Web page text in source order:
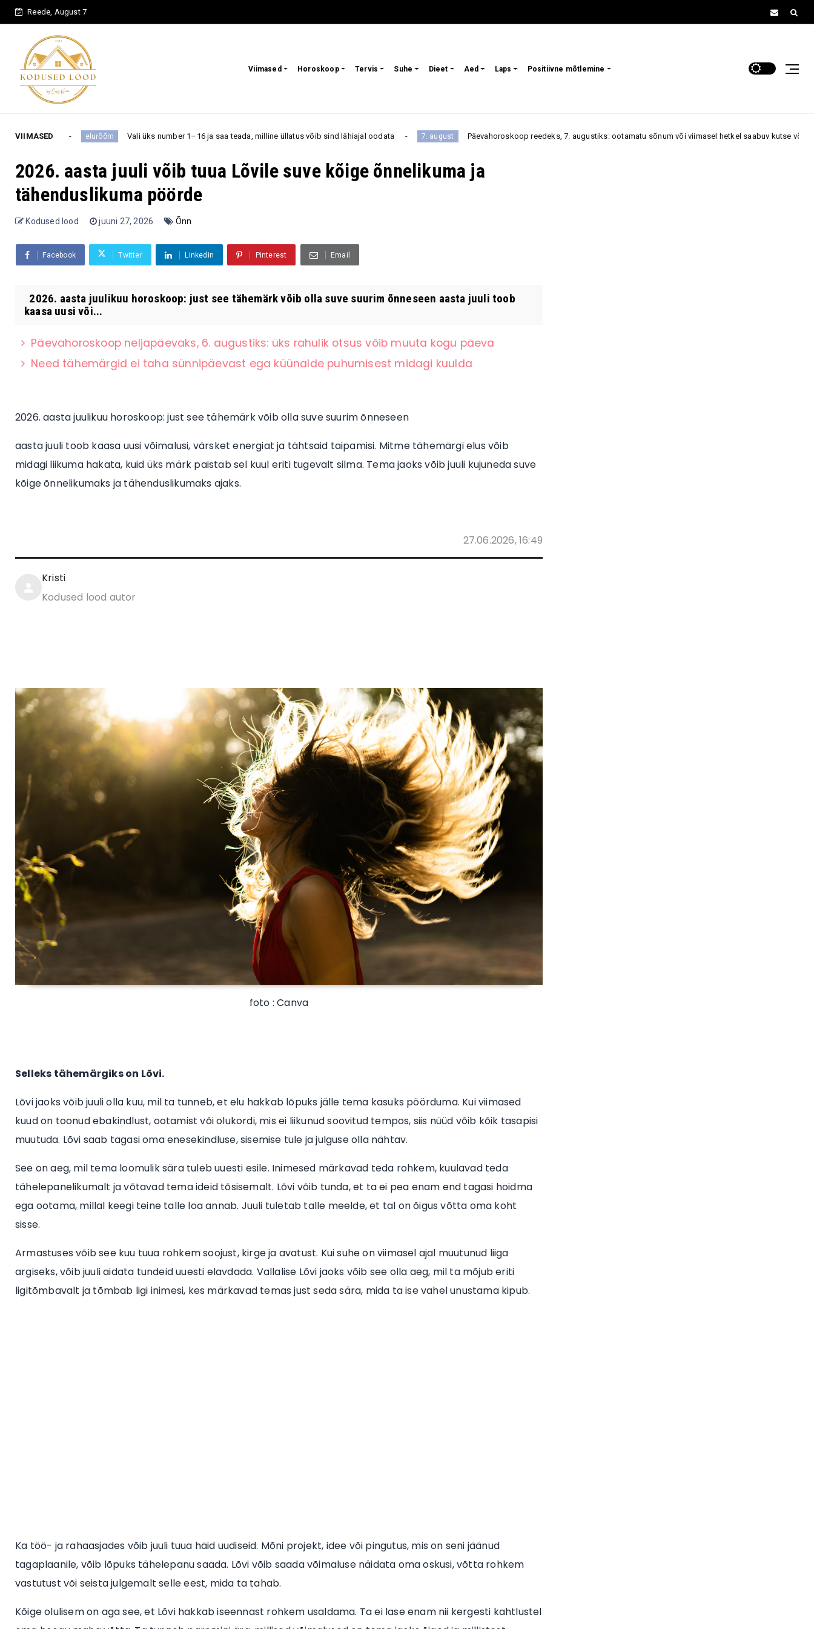
Reede, August 7
Viimased Horoskoop Tervis Suhe Dieet Aed Laps Positiivne mõtlemine
VIIMASED
elurõõm Vali üks number 1–16 ja saa teada, milline üllatus võib sind lähiajal oodata 7. august Päevahoroskoop reedeks, 7. augustiks: ootamatu sõnum või viimasel hetkel saabuv kutse võib muuta kogu päeva
2026. aasta juuli võib tuua Lõvile suve kõige õnnelikuma ja
tähenduslikuma pöörde
Kodused lood juuni 27, 2026 Õnn
Facebook Twitter Linkedin Pinterest Email
2026. aasta juulikuu horoskoop: just see tähemärk võib olla suve suurim õnneseen aasta juuli toob
kaasa uusi või...
Päevahoroskoop neljapäevaks, 6. augustiks: üks rahulik otsus võib muuta kogu päeva
Need tähemärgid ei taha sünnipäevast ega küünalde puhumisest midagi kuulda
2026. aasta juulikuu horoskoop: just see tähemärk võib olla suve suurim õnneseen
aasta juuli toob kaasa uusi võimalusi, värsket energiat ja tähtsaid taipamisi. Mitme tähemärgi elus võib
midagi liikuma hakata, kuid üks märk paistab sel kuul eriti tugevalt silma. Tema jaoks võib juuli kujuneda suve
kõige õnnelikumaks ja tähenduslikumaks ajaks.
27.06.2026, 16:49
Kristi
Kodused lood autor
foto : Canva
Selleks tähemärgiks on Lõvi.
Lõvi jaoks võib juuli olla kuu, mil ta tunneb, et elu hakkab lõpuks jälle tema kasuks pöörduma. Kui viimased
kuud on toonud ebakindlust, ootamist või olukordi, mis ei liikunud soovitud tempos, siis nüüd võib kõik tasapisi
muutuda. Lõvi saab tagasi oma enesekindluse, sisemise tule ja julguse olla nähtav.
See on aeg, mil tema loomulik sära tuleb uuesti esile. Inimesed märkavad teda rohkem, kuulavad teda
tähelepanelikumalt ja võtavad tema ideid tõsisemalt. Lõvi võib tunda, et ta ei pea enam end tagasi hoidma
ega ootama, millal keegi teine talle loa annab. Juuli tuletab talle meelde, et tal on õigus võtta oma koht
sisse.
Armastuses võib see kuu tuua rohkem soojust, kirge ja avatust. Kui suhe on viimasel ajal muutunud liiga
argiseks, võib juuli aidata tundeid uuesti elavdada. Vallalise Lõvi jaoks võib see olla aeg, mil ta mõjub eriti
ligitõmbavalt ja tõmbab ligi inimesi, kes märkavad temas just seda sära, mida ta ise vahel unustama kipub.
Ka töö- ja rahaasjades võib juuli tuua häid uudiseid. Mõni projekt, idee või pingutus, mis on seni jäänud
tagaplaanile, võib lõpuks tähelepanu saada. Lõvi võib saada võimaluse näidata oma oskusi, võtta rohkem
vastutust või seista julgemalt selle eest, mida ta tahab.
Kõige olulisem on aga see, et Lõvi hakkab iseennast rohkem usaldama. Ta ei lase enam nii kergesti kahtlustel